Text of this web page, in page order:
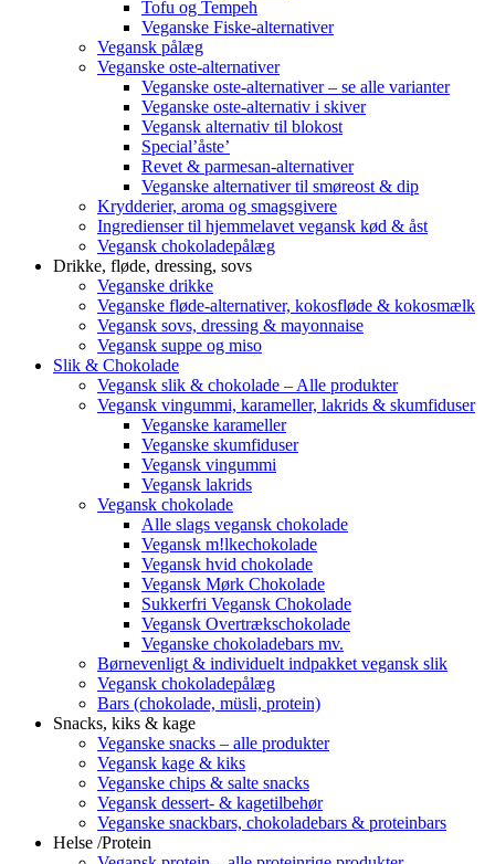
Tofu og Tempeh
Veganske Fiske-alternativer
Vegansk pålæg
Veganske oste-alternativer
Veganske oste-alternativer – se alle varianter
Veganske oste-alternativ i skiver
Vegansk alternativ til blokost
Special’åste’
Revet & parmesan-alternativer
Veganske alternativer til smøreost & dip
Krydderier, aroma og smagsgivere
Ingredienser til hjemmelavet vegansk kød & åst
Vegansk chokoladepålæg
Drikke, fløde, dressing, sovs
Veganske drikke
Veganske fløde-alternativer, kokosfløde & kokosmælk
Vegansk sovs, dressing & mayonnaise
Vegansk suppe og miso
Slik & Chokolade
Vegansk slik & chokolade – Alle produkter
Vegansk vingummi, karameller, lakrids & skumfiduser
Veganske karameller
Veganske skumfiduser
Vegansk vingummi
Vegansk lakrids
Vegansk chokolade
Alle slags vegansk chokolade
Vegansk m!lkechokolade
Vegansk hvid chokolade
Vegansk Mørk Chokolade
Sukkerfri Vegansk Chokolade
Vegansk Overtrækschokolade
Veganske chokoladebars mv.
Børnevenligt & individuelt indpakket vegansk slik
Vegansk chokoladepålæg
Bars (chokolade, müsli, protein)
Snacks, kiks & kage
Veganske snacks – alle produkter
Vegansk kage & kiks
Veganske chips & salte snacks
Vegansk dessert- & kagetilbehør
Veganske snackbars, chokoladebars & proteinbars
Helse /Protein